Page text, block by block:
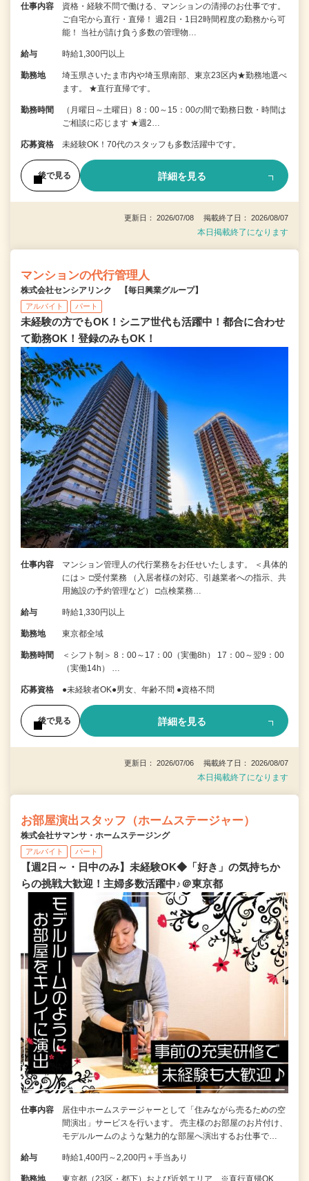
仕事内容
資格・経験不問で働ける、マンションの清掃のお仕事です。
ご自宅から直行・直帰！ 週2日・1日2時間程度の勤務から可
能！ 当社が請け負う多数の管理物…
給与 時給1,300円以上
勤務地
埼玉県さいたま市内や埼玉県南部、東京23区内★勤務地選べ
ます。 ★直行直帰です。
勤務時間
（月曜日～土曜日）8：00～15：00の間で勤務日数・時間は
ご相談に応じます ★週2…
応募資格 未経験OK！70代のスタッフも多数活躍中です。
後で見る 詳細を見る
更新日： 2026/07/08 掲載終了日： 2026/08/07
本日掲載終了になります
マンションの代行管理人
株式会社センシアリンク 【毎日興業グループ】
アルバイト パート
未経験の方でもOK！シニア世代も活躍中！都合に合わせ
て勤務OK！登録のみもOK！
仕事内容
マンション管理人の代行業務をお任せいたします。 ＜具体的
には＞ □受付業務 （入居者様の対応、引越業者への指示、共
用施設の予約管理など） □点検業務…
給与 時給1,330円以上
勤務地 東京都全域
勤務時間
＜シフト制＞ 8：00～17：00（実働8h） 17：00～翌9：00
（実働14h） …
応募資格 ●未経験者OK●男女、年齢不問 ●資格不問
後で見る 詳細を見る
更新日： 2026/07/06 掲載終了日： 2026/08/07
本日掲載終了になります
お部屋演出スタッフ（ホームステージャー）
株式会社サマンサ・ホームステージング
アルバイト パート
【週2日～・日中のみ】未経験OK◆「好き」の気持ちか
らの挑戦大歓迎！主婦多数活躍中♪＠東京都
仕事内容
居住中ホームステージャーとして「住みながら売るための空
間演出」サービスを行います。 売主様のお部屋のお片付け、
モデルルームのような魅力的な部屋へ演出するお仕事で…
給与 時給1,400円～2,200円＋手当あり